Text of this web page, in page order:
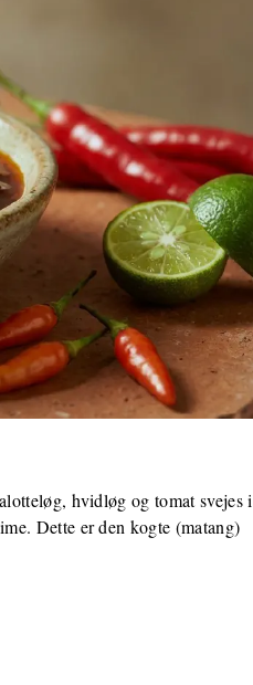
hvidløg og tomat svejes i
Dette er den kogte (matang)